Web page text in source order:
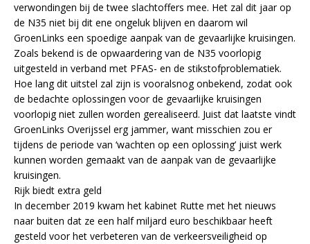
verwondingen bij de twee slachtoffers mee. Het zal dit jaar op
de N35 niet bij dit ene ongeluk blijven en daarom wil
GroenLinks een spoedige aanpak van de gevaarlijke kruisingen.
Zoals bekend is de opwaardering van de N35 voorlopig
uitgesteld in verband met PFAS- en de stikstofproblematiek.
Hoe lang dit uitstel zal zijn is vooralsnog onbekend, zodat ook
de bedachte oplossingen voor de gevaarlijke kruisingen
voorlopig niet zullen worden gerealiseerd. Juist dat laatste vindt
GroenLinks Overijssel erg jammer, want misschien zou er
tijdens de periode van ‘wachten op een oplossing’ juist werk
kunnen worden gemaakt van de aanpak van de gevaarlijke
kruisingen.
Rijk biedt extra geld
In december 2019 kwam het kabinet Rutte met het nieuws
naar buiten dat ze een half miljard euro beschikbaar heeft
gesteld voor het verbeteren van de verkeersveiligheid op